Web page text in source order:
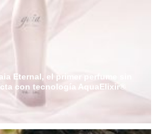
Eternal, el primer perfume sin
con tecnología AquaElixir®